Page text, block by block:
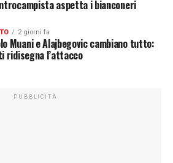
aspetta i bianconeri
2 giorni fa
Muani e Alajbegovic cambiano tutto:
ridisegna l’attacco
PUBBLICITÀ